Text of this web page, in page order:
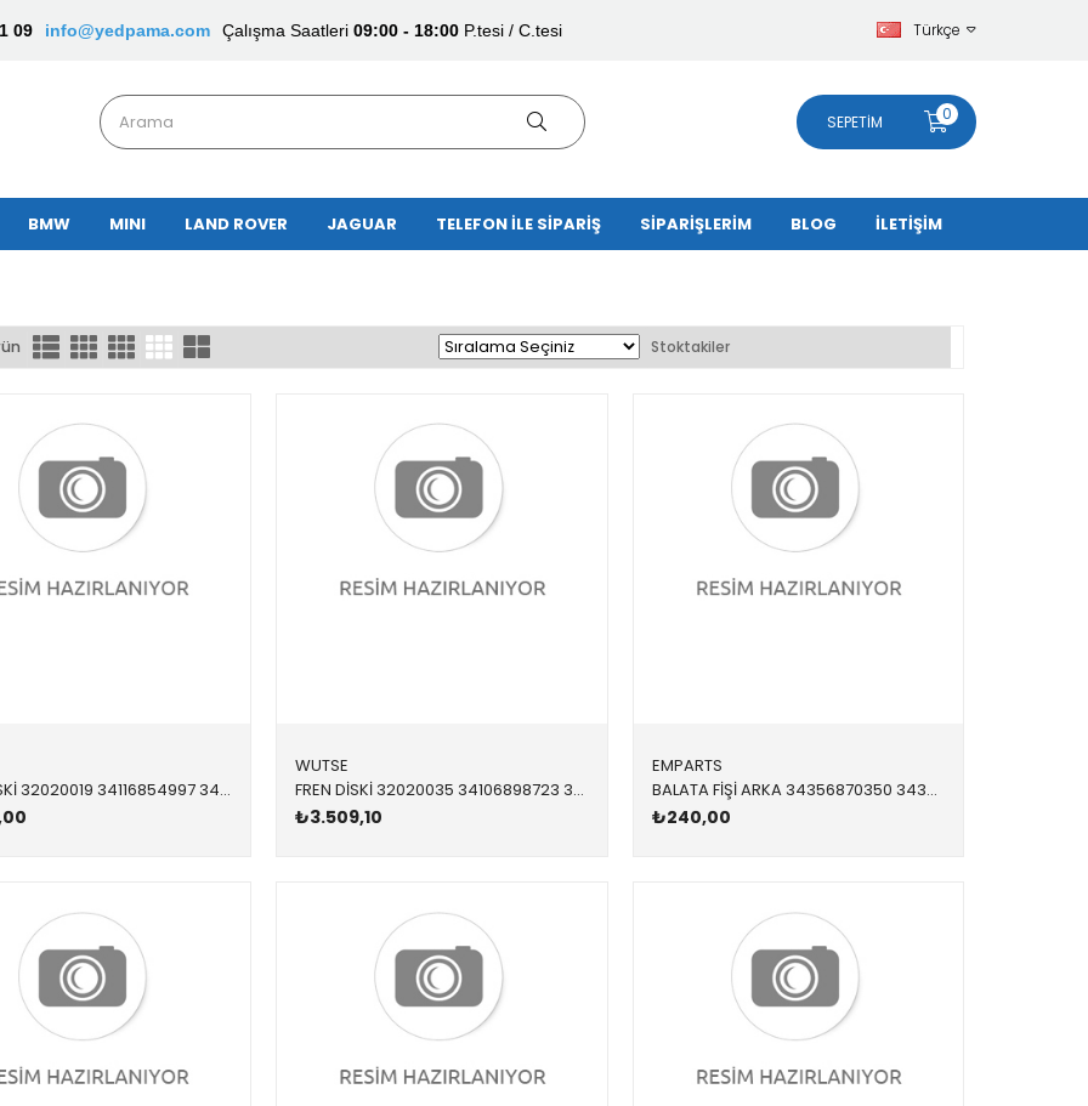
09 info@yedpama.com Çalışma Saatleri 09:00 - 18:00P.tesi / C.tesi Türkçe
SEPETIM 0
BMW MINI LAND ROVER JAGUAR TELEFON İLE SİPARİŞ SİPARİŞLERİM BLOG İLETİŞİM
Stoktakiler
FREN DİSKİ 32020019 34116854997 34116854997 E81,E87,E90,E92 1.6,1.8,2.0 ÖN
WUTSE
FREN DİSKİ 32020035 34106898723 34116775277 F10,F11 2.0,2.5,3.0 ÖN
₺3.509,10
EMPARTS
BALATA FİŞİ ARKA 34356870350 34356870350 34356870350 G01
₺240,00